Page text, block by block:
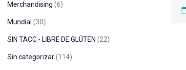
Merchandising 6
Mundial 30
SIN TACC - LIBRE DE GLÚTEN 22
Sin categorizar 114